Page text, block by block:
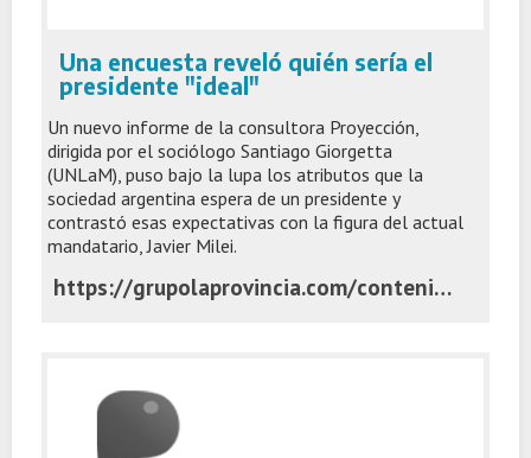
Una encuesta reveló quién sería el
presidente "ideal"
Un nuevo informe de la consultora Proyección,
dirigida por el sociólogo Santiago Giorgetta
(UNLaM), puso bajo la lupa los atributos que la
sociedad argentina espera de un presidente y
contrastó esas expectativas con la figura del actual
mandatario, Javier Milei.
https://grupolaprovincia.com/contenido/595265/una-encuesta-revelo-quien-seria-el-presidente-ideal